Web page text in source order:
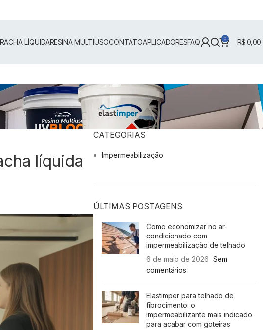
LÍQUIDARESINA MULTIUSOCONTATOAPLICADORESFAQ 0 R$0,00
líquida
CATEGORIAS
Impermeabilização
ÚLTIMAS POSTAGENS
Como economizar no ar-
condicionado com
impermeabilização de telhado
6 de maio de 2026 Sem
comentários
Elastimper para telhado de
fibrocimento: o
impermeabilizante mais indicado
para acabar com goteiras